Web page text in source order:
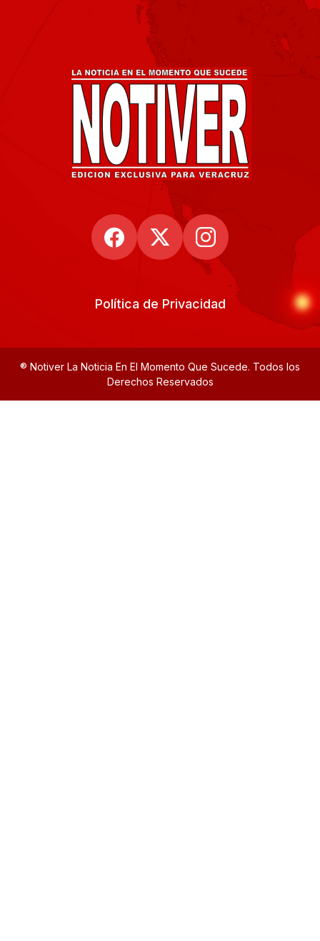
Política de Privacidad
® Notiver La Noticia En El Momento Que Sucede. Todos los
Derechos Reservados